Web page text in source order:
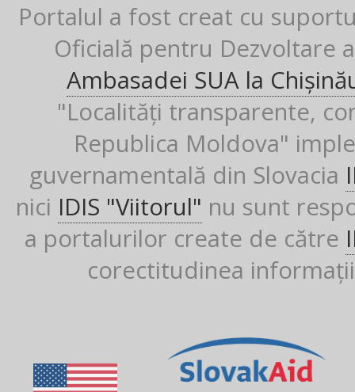
Portalul a fost creat cu
Oficială pentru Dezvoltare
Ambasadei SUA la
"Localități transparente,
Republica Moldova"
guvernamentală din Slovacia
nici IDIS "Viitorul" nu sunt
a portalurilor create de către
corectitudinea